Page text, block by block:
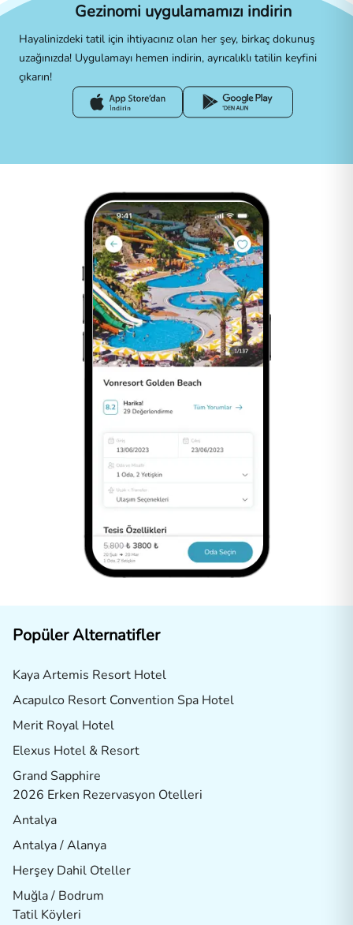
Gezinomi uygulamamızı indirin
Hayalinizdeki tatil için ihtiyacınız olan her şey, birkaç dokunuş
uzağınızda! Uygulamayı hemen indirin, ayrıcalıklı tatilin keyfini
çıkarın!
Popüler Alternatifler
Kaya Artemis Resort Hotel
Acapulco Resort Convention Spa Hotel
Merit Royal Hotel
Elexus Hotel & Resort
Grand Sapphire
2026 Erken Rezervasyon Otelleri
Antalya
Antalya / Alanya
Herşey Dahil Oteller
Muğla / Bodrum
Tatil Köyleri